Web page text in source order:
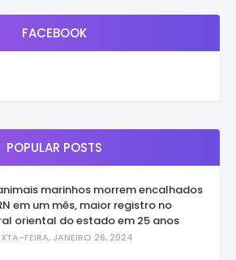
FACEBOOK
POPULAR POSTS
marinhos morrem encalhados
em um mês, maior registro no
oriental do estado em 25 anos
FEIRA, JANEIRO 26, 2024